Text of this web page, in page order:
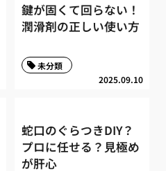
鍵が固くて回らない！
潤滑剤の正しい使い方
2025.09.10
未分類
蛇口のぐらつきDIY？
プロに任せる？見極め
が肝心